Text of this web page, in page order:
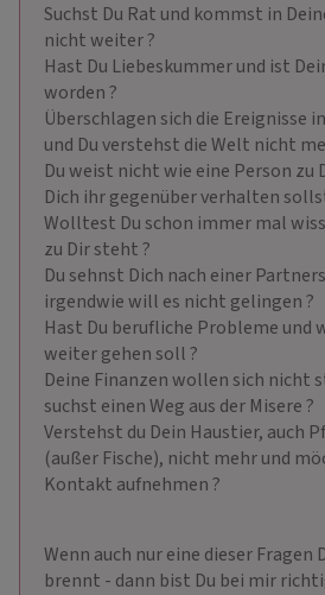
Suchst Du Rat und kommst in
nicht weiter ?
Hast Du Liebeskummer und ist
worden ?
Überschlagen sich die Ereignisse
und Du verstehst die Welt nicht
Du weist nicht wie eine Person zu
Dich ihr gegenüber verhalten
Wolltest Du schon immer mal
zu Dir steht ?
Du sehnst Dich nach einer
irgendwie will es nicht gelingen ?
Hast Du berufliche Probleme und
weiter gehen soll ?
Deine Finanzen wollen sich nicht
suchst einen Weg aus der Misere ?
Verstehst du Dein Haustier, auch
(außer Fische), nicht mehr und
Kontakt aufnehmen ?
Wenn auch nur eine dieser Fragen
brennt - dann bist Du bei mir